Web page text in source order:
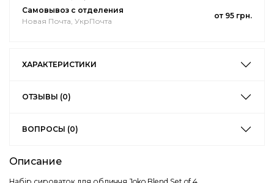
Самовывоз с отделения
Новая Почта, УкрПочта
от 95 грн.
ХАРАКТЕРИСТИКИ
ОТЗЫВЫ (0)
ВОПРОСЫ (0)
Описание